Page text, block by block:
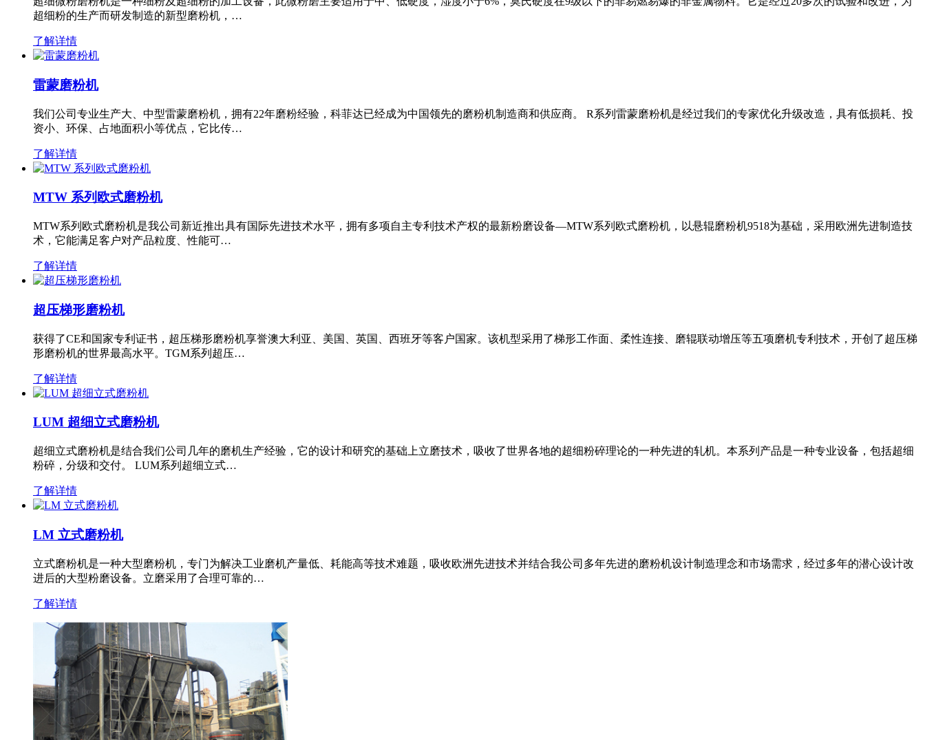
超细粉的生产而研发制造的新型磨粉机，…
了解详情
雷蒙磨粉机
我们公司专业生产大、中型雷蒙磨粉机，拥有22年磨粉经验，科菲达已经成为中国领先的磨粉机制造商和供应商。 R系列雷蒙磨粉机是经过我们的专家优化升级改造，具有低损耗、投
资小、环保、占地面积小等优点，它比传…
了解详情
MTW 系列欧式磨粉机
MTW系列欧式磨粉机是我公司新近推出具有国际先进技术水平，拥有多项自主专利技术产权的最新粉磨设备—MTW系列欧式磨粉机，以悬辊磨粉机9518为基础，采用欧洲先进制造技
术，它能满足客户对产品粒度、性能可…
了解详情
超压梯形磨粉机
获得了CE和国家专利证书，超压梯形磨粉机享誉澳大利亚、美国、英国、西班牙等客户国家。该机型采用了梯形工作面、柔性连接、磨辊联动增压等五项磨机专利技术，开创了超压梯
形磨粉机的世界最高水平。TGM系列超压…
了解详情
LUM 超细立式磨粉机
超细立式磨粉机是结合我们公司几年的磨机生产经验，它的设计和研究的基础上立磨技术，吸收了世界各地的超细粉碎理论的一种先进的轧机。本系列产品是一种专业设备，包括超细
粉碎，分级和交付。 LUM系列超细立式…
了解详情
LM 立式磨粉机
立式磨粉机是一种大型磨粉机，专门为解决工业磨机产量低、耗能高等技术难题，吸收欧洲先进技术并结合我公司多年先进的磨粉机设计制造理念和市场需求，经过多年的潜心设计改
进后的大型粉磨设备。立磨采用了合理可靠的…
了解详情